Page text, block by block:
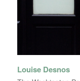
Louise Desnos